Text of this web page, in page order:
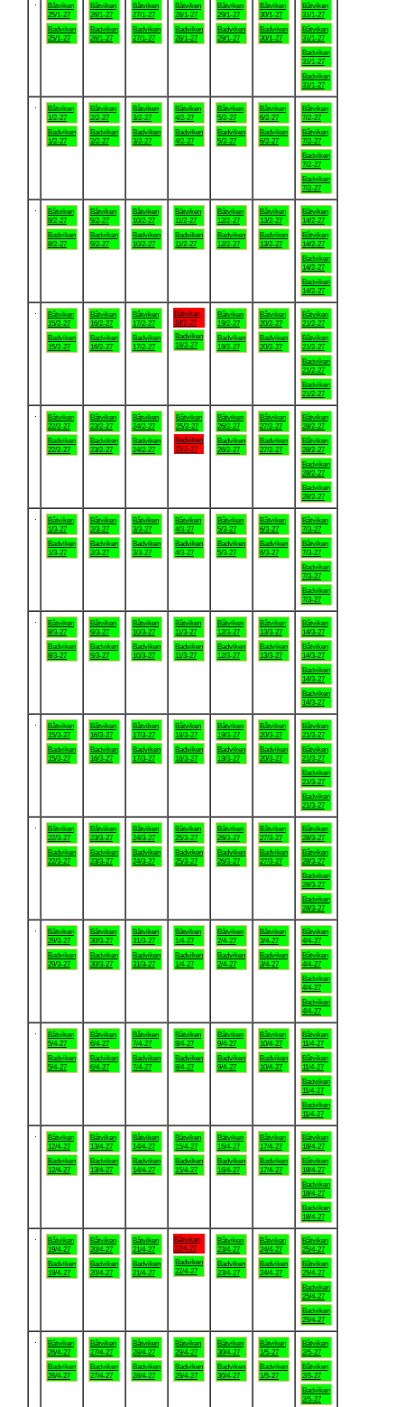
Båtviken
25/1-27
Badviken
25/1-27
Båtviken
26/1-27
Badviken
26/1-27
Båtviken
27/1-27
Badviken
27/1-27
Båtviken
28/1-27
Badviken
28/1-27
Båtviken
29/1-27
Badviken
29/1-27
Båtviken
30/1-27
Badviken
30/1-27
Båtviken
31/1-27
Båtviken
31/1-27
Badviken
31/1-27
Badviken
31/1-27
Båtviken
1/2-27
Badviken
1/2-27
Båtviken
2/2-27
Badviken
2/2-27
Båtviken
3/2-27
Badviken
3/2-27
Båtviken
4/2-27
Badviken
4/2-27
Båtviken
5/2-27
Badviken
5/2-27
Båtviken
6/2-27
Badviken
6/2-27
Båtviken
7/2-27
Båtviken
7/2-27
Badviken
7/2-27
Badviken
7/2-27
Båtviken
8/2-27
Badviken
8/2-27
Båtviken
9/2-27
Badviken
9/2-27
Båtviken
10/2-27
Badviken
10/2-27
Båtviken
11/2-27
Badviken
11/2-27
Båtviken
12/2-27
Badviken
12/2-27
Båtviken
13/2-27
Badviken
13/2-27
Båtviken
14/2-27
Båtviken
14/2-27
Badviken
14/2-27
Badviken
14/2-27
Båtviken
15/2-27
Badviken
15/2-27
Båtviken
16/2-27
Badviken
16/2-27
Båtviken
17/2-27
Badviken
17/2-27
Båtviken
18/2-27
Badviken
18/2-27
Båtviken
19/2-27
Badviken
19/2-27
Båtviken
20/2-27
Badviken
20/2-27
Båtviken
21/2-27
Båtviken
21/2-27
Badviken
21/2-27
Badviken
21/2-27
Båtviken
22/2-27
Badviken
22/2-27
Båtviken
23/2-27
Badviken
23/2-27
Båtviken
24/2-27
Badviken
24/2-27
Båtviken
25/2-27
Badviken
25/2-27
Båtviken
26/2-27
Badviken
26/2-27
Båtviken
27/2-27
Badviken
27/2-27
Båtviken
28/2-27
Båtviken
28/2-27
Badviken
28/2-27
Badviken
28/2-27
Båtviken
1/3-27
Badviken
1/3-27
Båtviken
2/3-27
Badviken
2/3-27
Båtviken
3/3-27
Badviken
3/3-27
Båtviken
4/3-27
Badviken
4/3-27
Båtviken
5/3-27
Badviken
5/3-27
Båtviken
6/3-27
Badviken
6/3-27
Båtviken
7/3-27
Båtviken
7/3-27
Badviken
7/3-27
Badviken
7/3-27
Båtviken
8/3-27
Badviken
8/3-27
Båtviken
9/3-27
Badviken
9/3-27
Båtviken
10/3-27
Badviken
10/3-27
Båtviken
11/3-27
Badviken
11/3-27
Båtviken
12/3-27
Badviken
12/3-27
Båtviken
13/3-27
Badviken
13/3-27
Båtviken
14/3-27
Båtviken
14/3-27
Badviken
14/3-27
Badviken
14/3-27
Båtviken
15/3-27
Badviken
15/3-27
Båtviken
16/3-27
Badviken
16/3-27
Båtviken
17/3-27
Badviken
17/3-27
Båtviken
18/3-27
Badviken
18/3-27
Båtviken
19/3-27
Badviken
19/3-27
Båtviken
20/3-27
Badviken
20/3-27
Båtviken
21/3-27
Båtviken
21/3-27
Badviken
21/3-27
Badviken
21/3-27
Båtviken
22/3-27
Badviken
22/3-27
Båtviken
23/3-27
Badviken
23/3-27
Båtviken
24/3-27
Badviken
24/3-27
Båtviken
25/3-27
Badviken
25/3-27
Båtviken
26/3-27
Badviken
26/3-27
Båtviken
27/3-27
Badviken
27/3-27
Båtviken
28/3-27
Båtviken
28/3-27
Badviken
28/3-27
Badviken
28/3-27
Båtviken
29/3-27
Badviken
29/3-27
Båtviken
30/3-27
Badviken
30/3-27
Båtviken
31/3-27
Badviken
31/3-27
Båtviken
1/4-27
Badviken
1/4-27
Båtviken
2/4-27
Badviken
2/4-27
Båtviken
3/4-27
Badviken
3/4-27
Båtviken
4/4-27
Båtviken
4/4-27
Badviken
4/4-27
Badviken
4/4-27
Båtviken
5/4-27
Badviken
5/4-27
Båtviken
6/4-27
Badviken
6/4-27
Båtviken
7/4-27
Badviken
7/4-27
Båtviken
8/4-27
Badviken
8/4-27
Båtviken
9/4-27
Badviken
9/4-27
Båtviken
10/4-27
Badviken
10/4-27
Båtviken
11/4-27
Båtviken
11/4-27
Badviken
11/4-27
Badviken
11/4-27
Båtviken
12/4-27
Badviken
12/4-27
Båtviken
13/4-27
Badviken
13/4-27
Båtviken
14/4-27
Badviken
14/4-27
Båtviken
15/4-27
Badviken
15/4-27
Båtviken
16/4-27
Badviken
16/4-27
Båtviken
17/4-27
Badviken
17/4-27
Båtviken
18/4-27
Båtviken
18/4-27
Badviken
18/4-27
Badviken
18/4-27
Båtviken
19/4-27
Badviken
19/4-27
Båtviken
20/4-27
Badviken
20/4-27
Båtviken
21/4-27
Badviken
21/4-27
Båtviken
22/4-27
Badviken
22/4-27
Båtviken
23/4-27
Badviken
23/4-27
Båtviken
24/4-27
Badviken
24/4-27
Båtviken
25/4-27
Båtviken
25/4-27
Badviken
25/4-27
Badviken
25/4-27
Båtviken
26/4-27
Badviken
26/4-27
Båtviken
27/4-27
Badviken
27/4-27
Båtviken
28/4-27
Badviken
28/4-27
Båtviken
29/4-27
Badviken
29/4-27
Båtviken
30/4-27
Badviken
30/4-27
Båtviken
1/5-27
Badviken
1/5-27
Båtviken
2/5-27
Båtviken
2/5-27
Badviken
2/5-27